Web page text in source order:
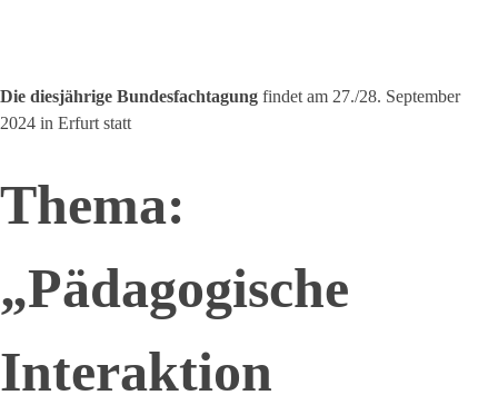
Die diesjährige Bundesfachtagung findet am 27./28. September
2024 in Erfurt statt
Thema:
„Pädagogische
Interaktion